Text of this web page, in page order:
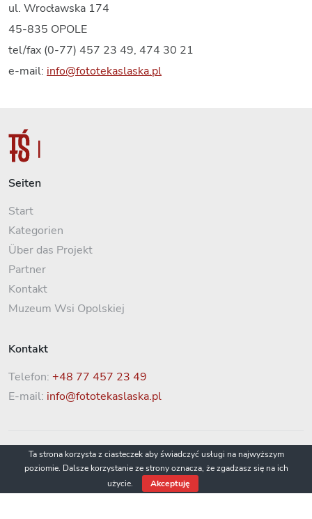
ul. Wrocławska 174
45-835 OPOLE
tel/fax (0-77) 457 23 49, 474 30 21
e-mail: info@fototekaslaska.pl
Seiten
Start
Kategorien
Über das Projekt
Partner
Kontakt
Muzeum Wsi Opolskiej
Kontakt
Telefon: +48 77 457 23 49
E-mail: info@fototekaslaska.pl
Ta strona korzysta z ciasteczek aby świadczyć usługi na najwyższym
poziomie. Dalsze korzystanie ze strony oznacza, że zgadzasz się na ich
użycie.
Akceptuję